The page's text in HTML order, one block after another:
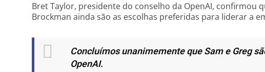
Bret Taylor, presidente do conselho da OpenAI, confirmou
Brockman ainda são as escolhas preferidas para liderar a
Concluímos unanimemente que Sam e Greg
OpenAI.